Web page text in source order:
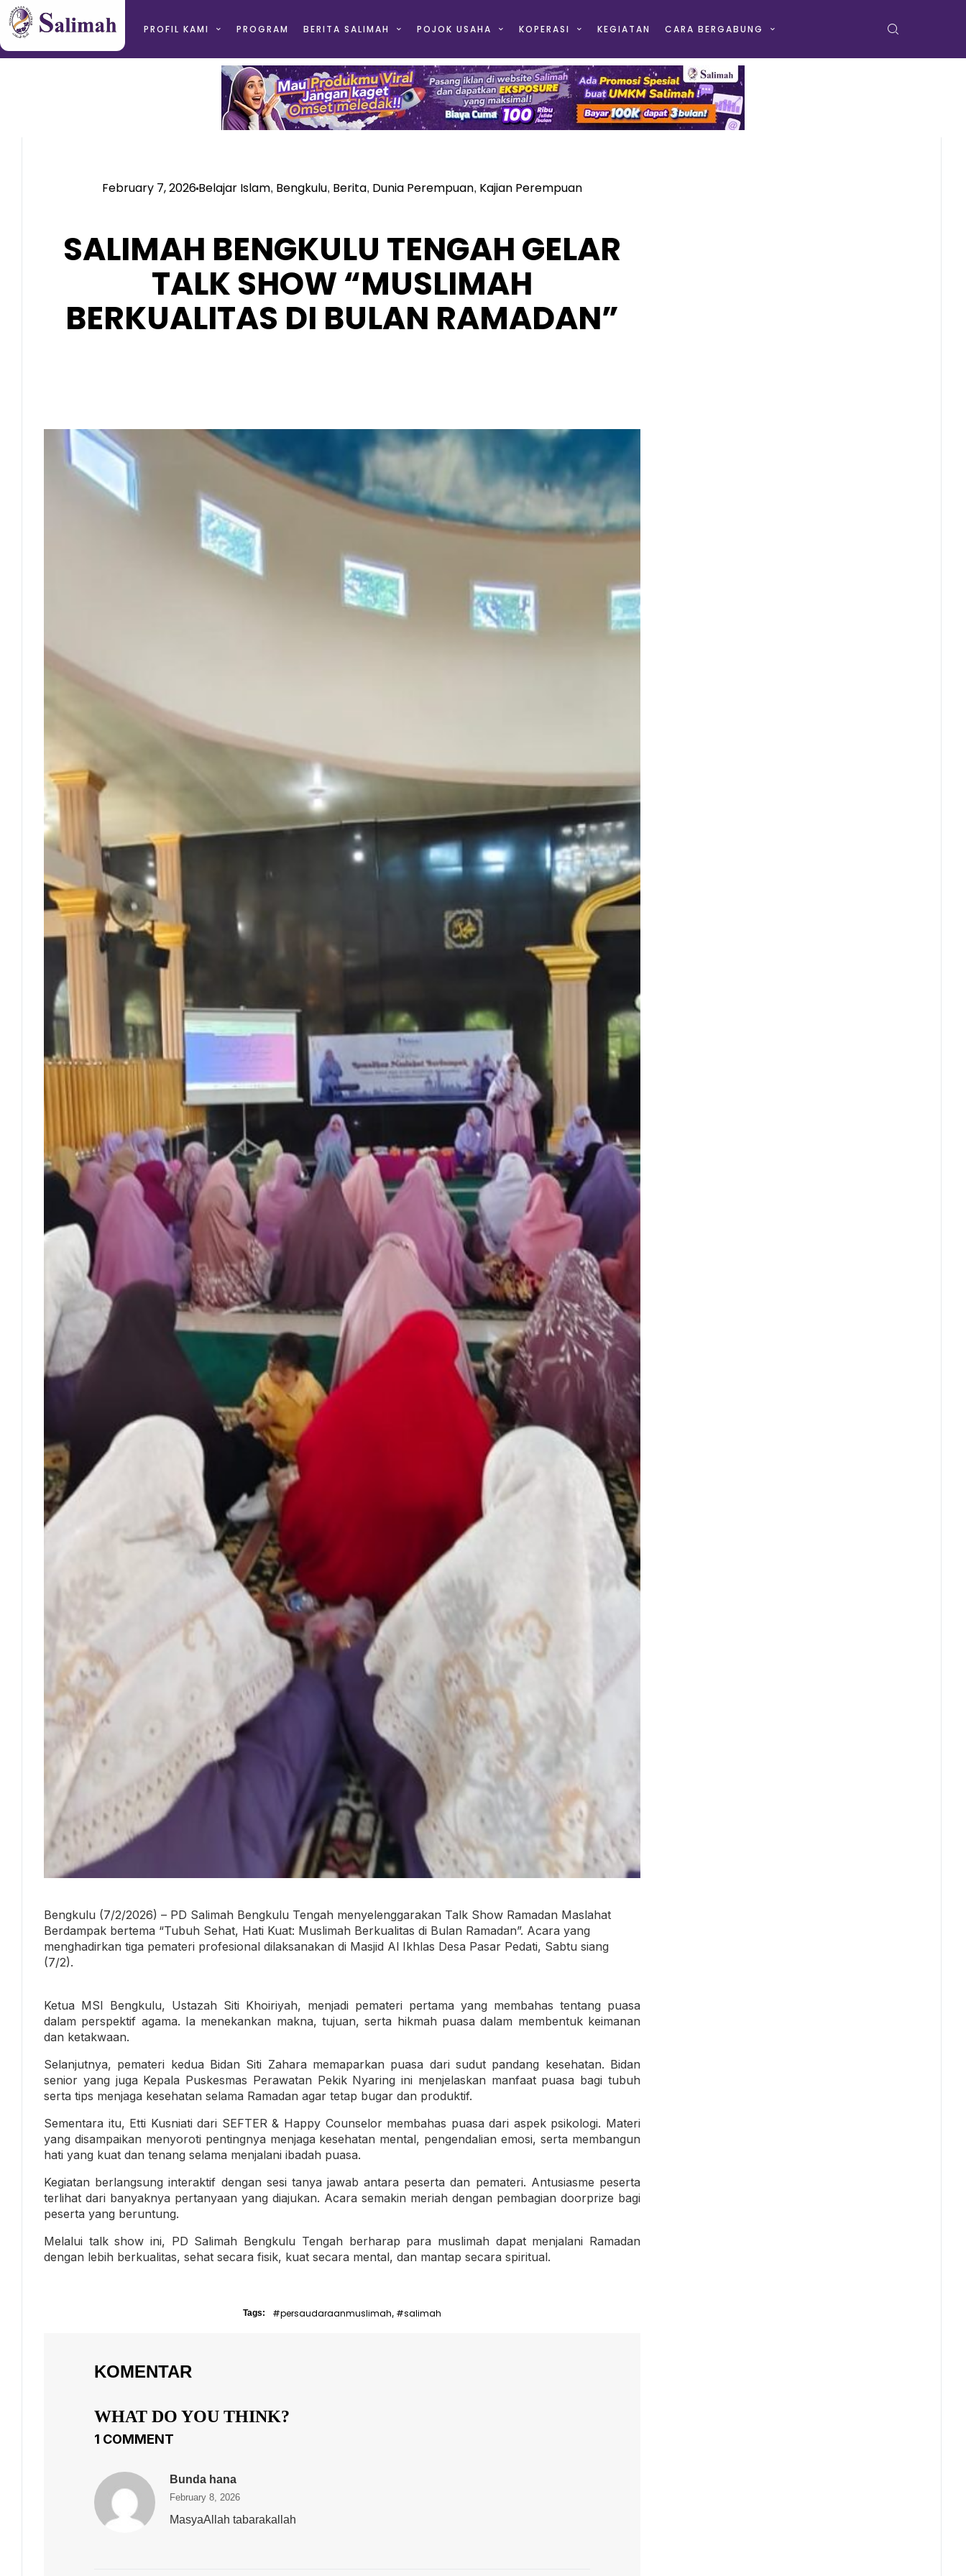
PROFIL KAMI PROGRAM BERITA SALIMAH POJOK USAHA KOPERASI KEGIATAN CARA BERGABUNG
February 7, 2026Belajar Islam, Bengkulu, Berita, Dunia Perempuan, Kajian Perempuan
SALIMAH BENGKULU TENGAH GELAR
TALK SHOW “MUSLIMAH
BERKUALITAS DI BULAN RAMADAN”
Bengkulu (7/2/2026) – PD Salimah Bengkulu Tengah menyelenggarakan Talk Show Ramadan Maslahat
Berdampak bertema “Tubuh Sehat, Hati Kuat: Muslimah Berkualitas di Bulan Ramadan”. Acara yang
menghadirkan tiga pemateri profesional dilaksanakan di Masjid Al Ikhlas Desa Pasar Pedati, Sabtu siang
(7/2).
Ketua MSI Bengkulu, Ustazah Siti Khoiriyah, menjadi pemateri pertama yang membahas tentang puasa
dalam perspektif agama. Ia menekankan makna, tujuan, serta hikmah puasa dalam membentuk keimanan
dan ketakwaan.
Selanjutnya, pemateri kedua Bidan Siti Zahara memaparkan puasa dari sudut pandang kesehatan. Bidan
senior yang juga Kepala Puskesmas Perawatan Pekik Nyaring ini menjelaskan manfaat puasa bagi tubuh
serta tips menjaga kesehatan selama Ramadan agar tetap bugar dan produktif.
Sementara itu, Etti Kusniati dari SEFTER & Happy Counselor membahas puasa dari aspek psikologi. Materi
yang disampaikan menyoroti pentingnya menjaga kesehatan mental, pengendalian emosi, serta membangun
hati yang kuat dan tenang selama menjalani ibadah puasa.
Kegiatan berlangsung interaktif dengan sesi tanya jawab antara peserta dan pemateri. Antusiasme peserta
terlihat dari banyaknya pertanyaan yang diajukan. Acara semakin meriah dengan pembagian doorprize bagi
peserta yang beruntung.
Melalui talk show ini, PD Salimah Bengkulu Tengah berharap para muslimah dapat menjalani Ramadan
dengan lebih berkualitas, sehat secara fisik, kuat secara mental, dan mantap secara spiritual.
Tags: #persaudaraanmuslimah, #salimah
KOMENTAR
WHAT DO YOU THINK?
1 COMMENT
Bunda hana
February 8, 2026
MasyaAllah tabarakallah